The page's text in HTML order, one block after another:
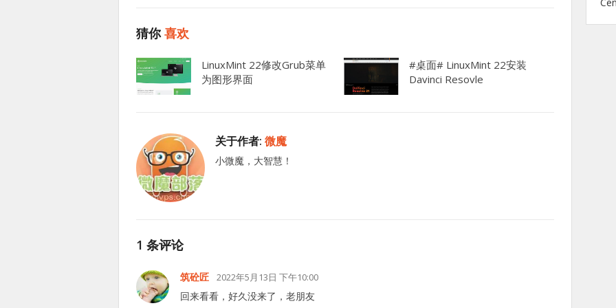
猜你喜欢
LinuxMint 22修改Grub菜单
为图形界面
#桌面# LinuxMint 22安装
Davinci Resovle
关于作者: 微魔
小微魔，大智慧！
1 条评论
筑砼匠 2022年5月13日 下午10:00
回来看看，好久没来了，老朋友